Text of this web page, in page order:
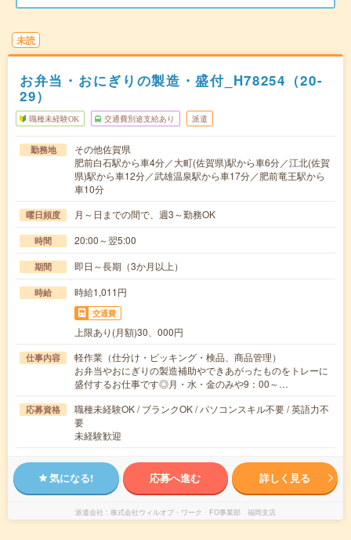
未読
お弁当・おにぎりの製造・盛付_H78254（20-
29）
職種未経験OK 交通費別途支給あり 派遣
勤務地
その他佐賀県
肥前白石駅から車4分／大町(佐賀県)駅から車6分／江北(佐賀
県)駅から車12分／武雄温泉駅から車17分／肥前竜王駅から
車10分
曜日頻度 月～日までの間で、週3～勤務OK
時間 20:00～翌5:00
期間 即日～長期（3か月以上）
時給 時給1,011円
交通費
上限あり(月額)30、000円
仕事内容
軽作業（仕分け・ピッキング・検品、商品管理）
お弁当やおにぎりの製造補助やできあがったものをトレーに
盛付するお仕事です◎月・水・金のみや9：00～…
応募資格
職種未経験OK / ブランクOK / パソコンスキル不要 / 英語力不
要
未経験歓迎
気になる! 応募へ進む 詳しく見る
派遣会社 株式会社ウィルオブ・ワーク FO事業部 福岡支店